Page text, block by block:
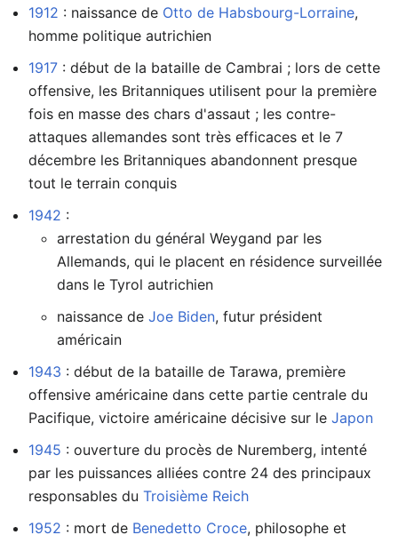
1912 : naissance de Otto de Habsbourg-Lorraine,
homme politique autrichien
1917 : début de la bataille de Cambrai ; lors de cette
offensive, les Britanniques utilisent pour la première
fois en masse des chars d'assaut ; les contre-
attaques allemandes sont très efficaces et le 7
décembre les Britanniques abandonnent presque
tout le terrain conquis
1942 :
arrestation du général Weygand par les
Allemands, qui le placent en résidence surveillée
dans le Tyrol autrichien
naissance de Joe Biden, futur président
américain
1943 : début de la bataille de Tarawa, première
offensive américaine dans cette partie centrale du
Pacifique, victoire américaine décisive sur le Japon
1945 : ouverture du procès de Nuremberg, intenté
par les puissances alliées contre 24 des principaux
responsables du Troisième Reich
1952 : mort de Benedetto Croce, philosophe et